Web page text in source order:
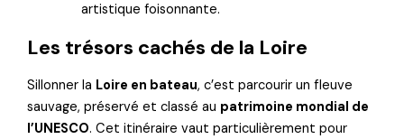
artistique foisonnante.
Les trésors cachés de la Loire
Sillonner la Loire en bateau, c’est parcourir un fleuve
sauvage, préservé et classé au patrimoine mondial de
l’UNESCO. Cet itinéraire vaut particulièrement pour